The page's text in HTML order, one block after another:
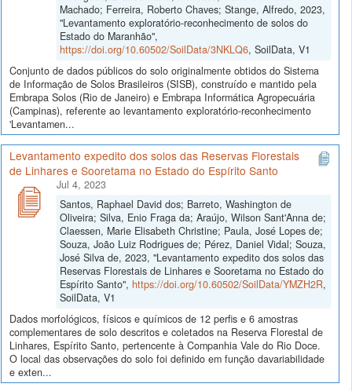
Machado; Ferreira, Roberto Chaves; Stange, Alfredo, 2023,
"Levantamento exploratório-reconhecimento de solos do
Estado do Maranhão",
https://doi.org/10.60502/SoilData/3NKLQ6, SoilData, V1
Conjunto de dados públicos do solo originalmente obtidos do Sistema
de Informação de Solos Brasileiros (SISB), construído e mantido pela
Embrapa Solos (Rio de Janeiro) e Embrapa Informática Agropecuária
(Campinas), referente ao levantamento exploratório-reconhecimento
'Levantamen...
Levantamento expedito dos solos das Reservas Florestais
de Linhares e Sooretama no Estado do Espírito Santo
Jul 4, 2023
Santos, Raphael David dos; Barreto, Washington de
Oliveira; Silva, Enio Fraga da; Araújo, Wilson Sant'Anna de;
Claessen, Marie Elisabeth Christine; Paula, José Lopes de;
Souza, João Luiz Rodrigues de; Pérez, Daniel Vidal; Souza,
José Silva de, 2023, "Levantamento expedito dos solos das
Reservas Florestais de Linhares e Sooretama no Estado do
Espírito Santo", https://doi.org/10.60502/SoilData/YMZH2R,
SoilData, V1
Dados morfológicos, físicos e químicos de 12 perfis e 6 amostras
complementares de solo descritos e coletados na Reserva Florestal de
Linhares, Espírito Santo, pertencente à Companhia Vale do Rio Doce.
O local das observações do solo foi definido em função davariabilidade
e exten...